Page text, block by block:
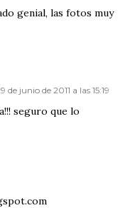
genial, las fotos muy
de junio de 2011 a las 15:19
seguro que lo